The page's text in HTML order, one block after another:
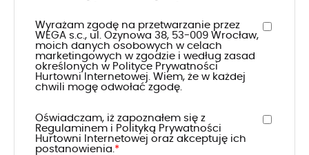
Wyrażam zgodę na przetwarzanie przez
WEGA s.c., ul. Ozynowa 38, 53-009 Wrocław,
moich danych osobowych w celach
marketingowych w zgodzie i według zasad
określonych w Polityce Prywatności
Hurtowni Internetowej. Wiem, że w każdej
chwili mogę odwołać zgodę.
Oświadczam, iż zapoznałem się z
Regulaminem i Polityką Prywatności
Hurtowni Internetowej oraz akceptuję ich
postanowienia.